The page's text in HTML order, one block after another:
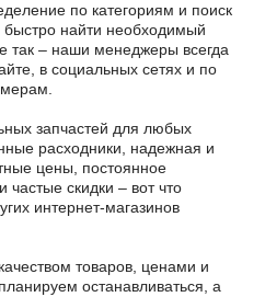
по категориям и поиск
быстро найти необходимый
так – наши менеджеры всегда
в социальных сетях и по
запчастей для любых
расходники, надежная и
цены, постоянное
частые скидки – вот что
интернет-магазинов
товаров, ценами и
останавливаться, а